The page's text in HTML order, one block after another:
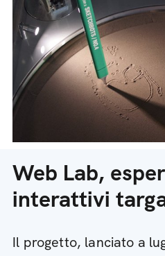
Web Lab,
interattivi
Il progetto, lanciato a